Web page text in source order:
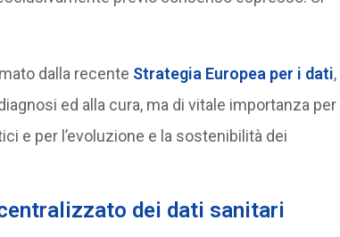
dalla recente Strategia Europea per i dati,
ed alla cura, ma di vitale importanza per
e per l’evoluzione e la sostenibilità dei
dei dati sanitari